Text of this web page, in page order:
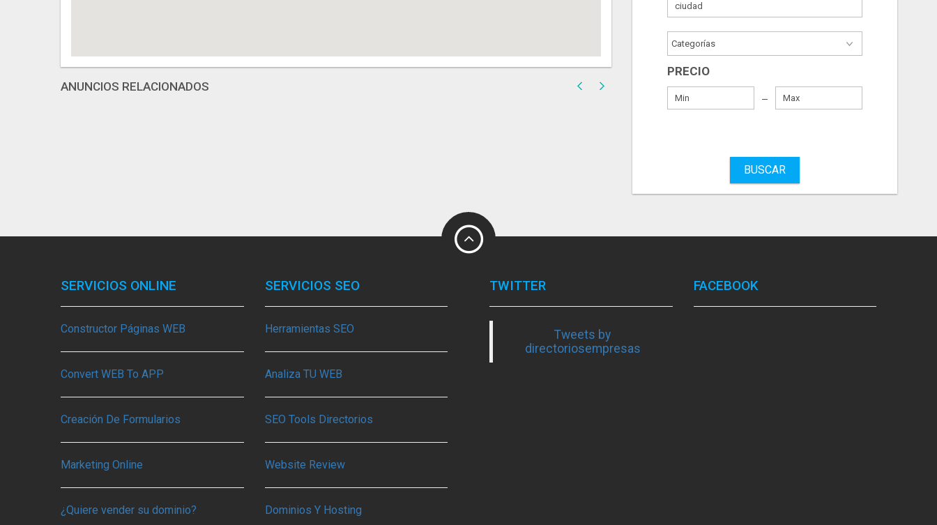
ANUNCIOS RELACIONADOS
PRECIO
BUSCAR
SERVICIOS ONLINE
Constructor Páginas WEB
Convert WEB To APP
Creación De Formularios
Marketing Online
¿Quiere vender su dominio?
SERVICIOS SEO
Herramientas SEO
Analiza TU WEB
SEO Tools Directorios
Website Review
Dominios Y Hosting
TWITTER
Tweets by
directoriosempresas
FACEBOOK